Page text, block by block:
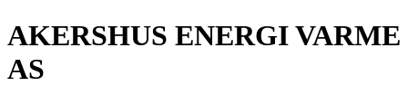
AKERSHUS ENERGI VARME
AS